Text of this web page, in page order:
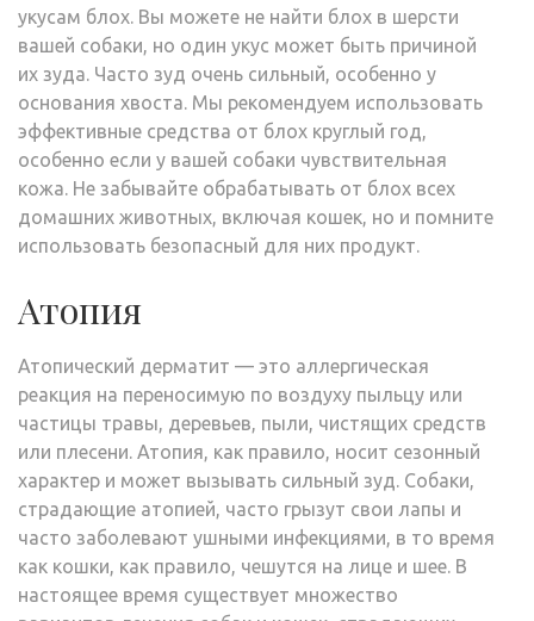
укусам блох. Вы можете не найти блох в шерсти
вашей собаки, но один укус может быть причиной
их зуда. Часто зуд очень сильный, особенно у
основания хвоста. Мы рекомендуем использовать
эффективные средства от блох круглый год,
особенно если у вашей собаки чувствительная
кожа. Не забывайте обрабатывать от блох всех
домашних животных, включая кошек, но и помните
использовать безопасный для них продукт.
Атопия
Атопический дерматит — это аллергическая
реакция на переносимую по воздуху пыльцу или
частицы травы, деревьев, пыли, чистящих средств
или плесени. Атопия, как правило, носит сезонный
характер и может вызывать сильный зуд. Собаки,
страдающие атопией, часто грызут свои лапы и
часто заболевают ушными инфекциями, в то время
как кошки, как правило, чешутся на лице и шее. В
настоящее время существует множество